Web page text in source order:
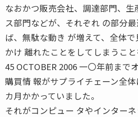
なおかつ販売会社、調達部門、生
ス部門などが、それぞれ の部分
ば、無駄な動き が増えて、全体
かけ 離れたことをしてしまうこと
45 OCTOBER 2006 一〇年前まで
購買情 報がサプライチェーン全
カ月かかっていました。
それがコンピュー タやインター